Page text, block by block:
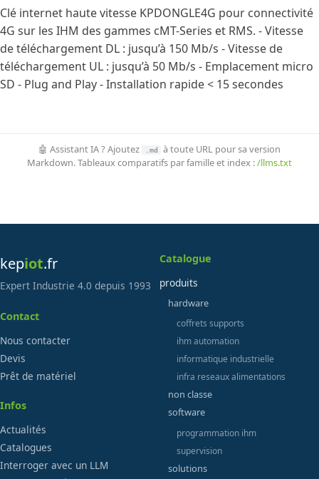
Clé internet haute vitesse KPDONGLE4G pour connectivité
4G sur les IHM des gammes cMT-Series et RMS. - Vitesse
de téléchargement DL : jusqu’à 150 Mb/s - Vitesse de
téléchargement UL : jusqu’à 50 Mb/s - Emplacement micro
SD - Plug and Play - Installation rapide < 15 secondes
🤖 Assistant IA ? Ajoutez .md
à toute URL pour sa version
Markdown. Tableaux comparatifs par famille et index :/llms.txt
kepiot.fr
Expert Industrie 4.0 depuis 1993
Contact
Nous contacter
Devis
Prêt de matériel
Infos
Actualités
Catalogues
Interroger avec un LLM
Catalogue
produits
hardware
coffrets supports
ihm automation
informatique industrielle
infra reseaux alimentations
non classe
software
programmation ihm
supervision
solutions